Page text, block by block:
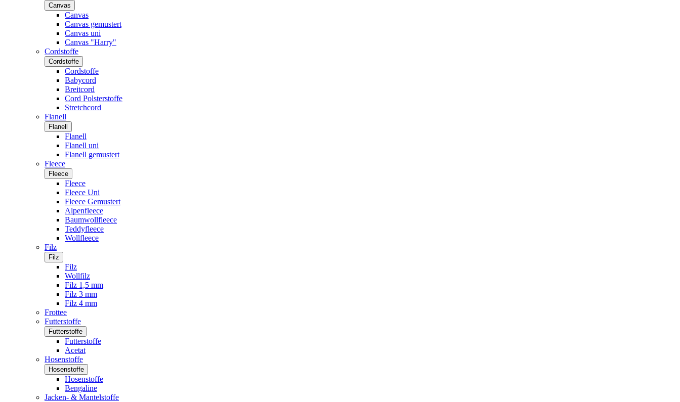
Canvas
Canvas
Canvas gemustert
Canvas uni
Canvas "Harry"
Cordstoffe
Cordstoffe
Cordstoffe
Babycord
Breitcord
Cord Polsterstoffe
Stretchcord
Flanell
Flanell
Flanell
Flanell uni
Flanell gemustert
Fleece
Fleece
Fleece
Fleece Uni
Fleece Gemustert
Alpenfleece
Baumwollfleece
Teddyfleece
Wollfleece
Filz
Filz
Filz
Wollfilz
Filz 1,5 mm
Filz 3 mm
Filz 4 mm
Frottee
Futterstoffe
Futterstoffe
Futterstoffe
Acetat
Hosenstoffe
Hosenstoffe
Hosenstoffe
Bengaline
Jacken- & Mantelstoffe